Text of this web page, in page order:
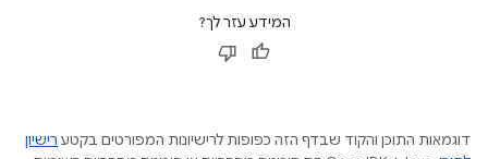
המידע עזר לך?
דוגמאות התוכן והקוד שבדף הזה כפופות לרישיונות המפורטים בקטע רישיון